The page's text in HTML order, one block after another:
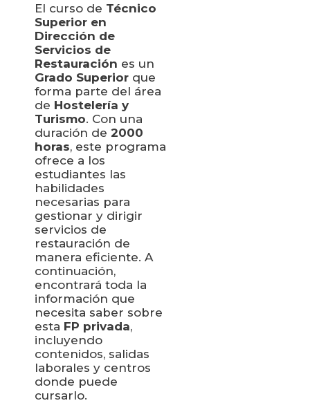
El curso de Técnico
Superior en
Dirección de
Servicios de
Restauración es un
Grado Superior que
forma parte del área
de Hostelería y
Turismo. Con una
duración de 2000
horas, este programa
ofrece a los
estudiantes las
habilidades
necesarias para
gestionar y dirigir
servicios de
restauración de
manera eficiente. A
continuación,
encontrará toda la
información que
necesita saber sobre
esta FP privada,
incluyendo
contenidos, salidas
laborales y centros
donde puede
cursarlo.